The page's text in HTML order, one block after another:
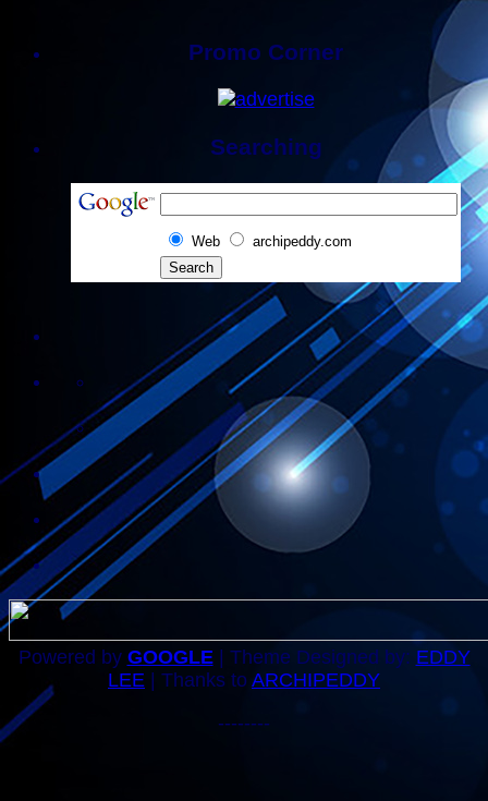
Promo Corner
Searching
Web archipeddy.com
Powered by GOOGLE| Theme Designed by: EDDY
LEE | Thanks to ARCHIPEDDY
--------